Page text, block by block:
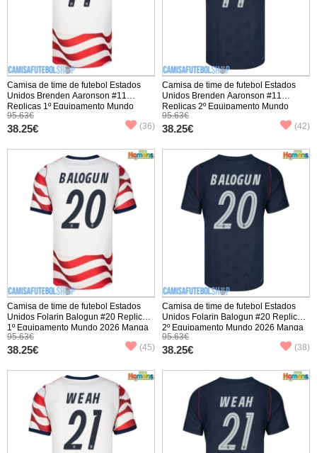
Camisa de time de futebol Estados
Unidos Brenden Aaronson #11
Replicas 1º Equipamento Mundo
2026 Manga Curta
95.63€
38.25€ (36)
Camisa de time de futebol Estados
Unidos Brenden Aaronson #11
Replicas 2º Equipamento Mundo
2026 Manga Curta
95.63€
38.25€ (42)
Camisa de time de futebol Estados
Unidos Folarin Balogun #20 Replicas
1º Equipamento Mundo 2026 Manga
Curta
95.63€
38.25€ (45)
Camisa de time de futebol Estados
Unidos Folarin Balogun #20 Replicas
2º Equipamento Mundo 2026 Manga
Curta
95.63€
38.25€ (38)